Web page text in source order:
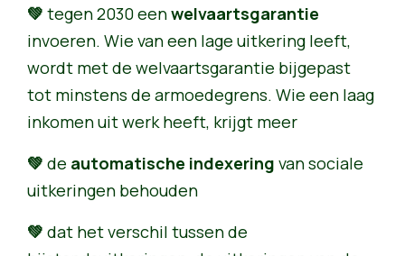
💚 tegen 2030 eenwelvaartsgarantie
invoeren. Wie van een lage uitkering leeft,
wordt met de welvaartsgarantie bijgepast
tot minstens de armoedegrens. Wie een laag
inkomen uit werk heeft, krijgt meer
💚 de automatische indexering van sociale
uitkeringen behouden
💚 dat het verschil tussen de